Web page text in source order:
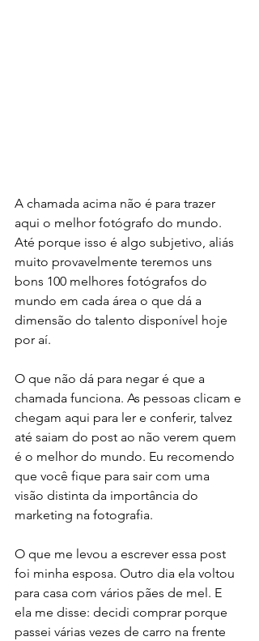
A chamada acima não é para trazer
aqui o melhor fotógrafo do mundo.
Até porque isso é algo subjetivo, aliás
muito provavelmente teremos uns
bons 100 melhores fotógrafos do
mundo em cada área o que dá a
dimensão do talento disponível hoje
por aí.
O que não dá para negar é que a
chamada funciona. As pessoas clicam e
chegam aqui para ler e conferir, talvez
até saiam do post ao não verem quem
é o melhor do mundo. Eu recomendo
que você fique para sair com uma
visão distinta da importância do
marketing na fotografia.
O que me levou a escrever essa post
foi minha esposa. Outro dia ela voltou
para casa com vários pães de mel. E
ela me disse: decidi comprar porque
passei várias vezes de carro na frente